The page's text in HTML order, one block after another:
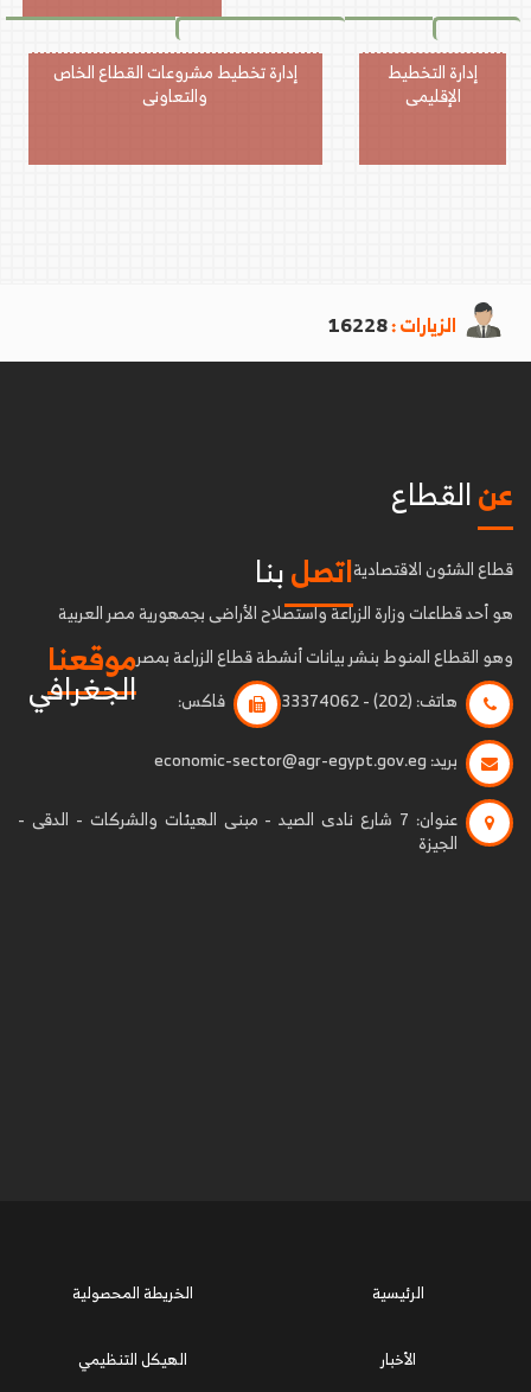
إدارة تخطيط مشروعات القطاع الخاص
والتعاونى
إدارة التخطيط
الإقليمى
الزيارات :16228
عنالقطاع
قطاع الشئون الاقتصادية
هو أحد قطاعات وزارة الزراعة واستصلاح الأراضى بجمهورية مصر العربية
وهو القطاع المنوط بنشر بيانات أنشطة قطاع الزراعة بمصر
اتصلبنا
هاتف: (202) - 33374062
فاكس:
بريد:
عنوان:
7 شارع نادى الصيد - مبنى الهيئات والشركات - الدقى -
الجيزة
موقعنا
الجغرافي
الرئيسية الخريطة المحصولية
الأخبار الهيكل التنظيمي